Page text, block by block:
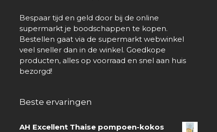
Bespaar tijd en geld door bij de online
supermarkt je boodschappen te kopen.
Bestellen gaat via de supermarkt webwinkel
veel sneller dan in de winkel. Goedkope
producten, alles op voorraad en snel aan huis
bezorgd!
Beste ervaringen
AH Excellent Thaise pompoen-kokos